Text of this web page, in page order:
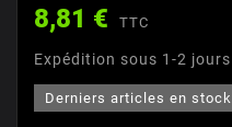
8,81 € TTC
Expédition sous 1-2 jours
Derniers articles en stock